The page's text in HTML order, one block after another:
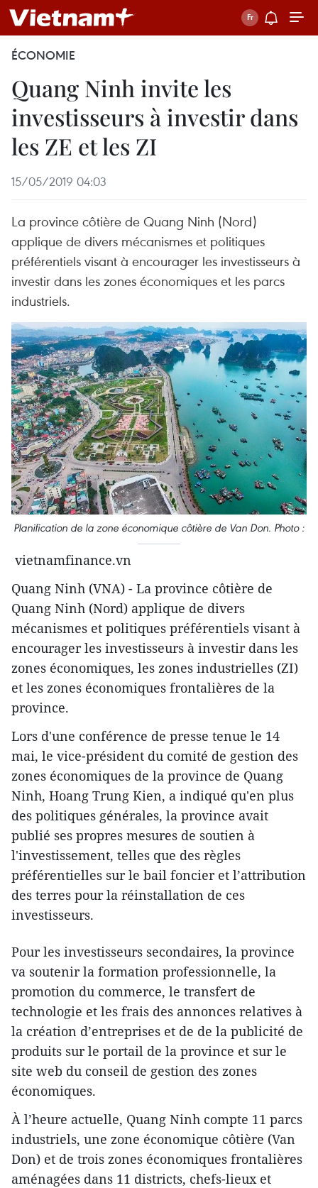
ÉCONOMIE
Quang Ninh invite les
investisseurs à investir dans
les ZE et les ZI
15/05/2019 04:03
La province côtière de Quang Ninh (Nord)
applique de divers mécanismes et politiques
préférentiels visant à encourager les investisseurs à
investir dans les zones économiques et les parcs
industriels.
Planification de la zone économique côtière de Van Don. Photo :
vietnamfinance.vn
Quang Ninh (VNA) - La province côtière de
Quang Ninh (Nord) applique de divers
mécanismes et politiques préférentiels visant à
encourager les investisseurs à investir dans les
zones économiques, les zones industrielles (ZI)
et les zones économiques frontalières de la
province.
Lors d'une conférence de presse tenue le 14
mai, le vice-président du comité de gestion des
zones économiques de la province de Quang
Ninh, Hoang Trung Kien, a indiqué qu'en plus
des politiques générales, la province avait
publié ses propres mesures de soutien à
l'investissement, telles que des règles
préférentielles sur le bail foncier et l’attribution
des terres pour la réinstallation de ces
investisseurs.
Pour les investisseurs secondaires, la province
va soutenir la formation professionnelle, la
promotion du commerce, le transfert de
technologie et les frais des annonces relatives à
la création d’entreprises et de de la publicité de
produits sur le portail de la province et sur le
site web du conseil de gestion des zones
économiques.
À l’heure actuelle, Quang Ninh compte 11 parcs
industriels, une zone économique côtière (Van
Don) et de trois zones économiques frontalières
aménagées dans 11 districts, chefs-lieux et